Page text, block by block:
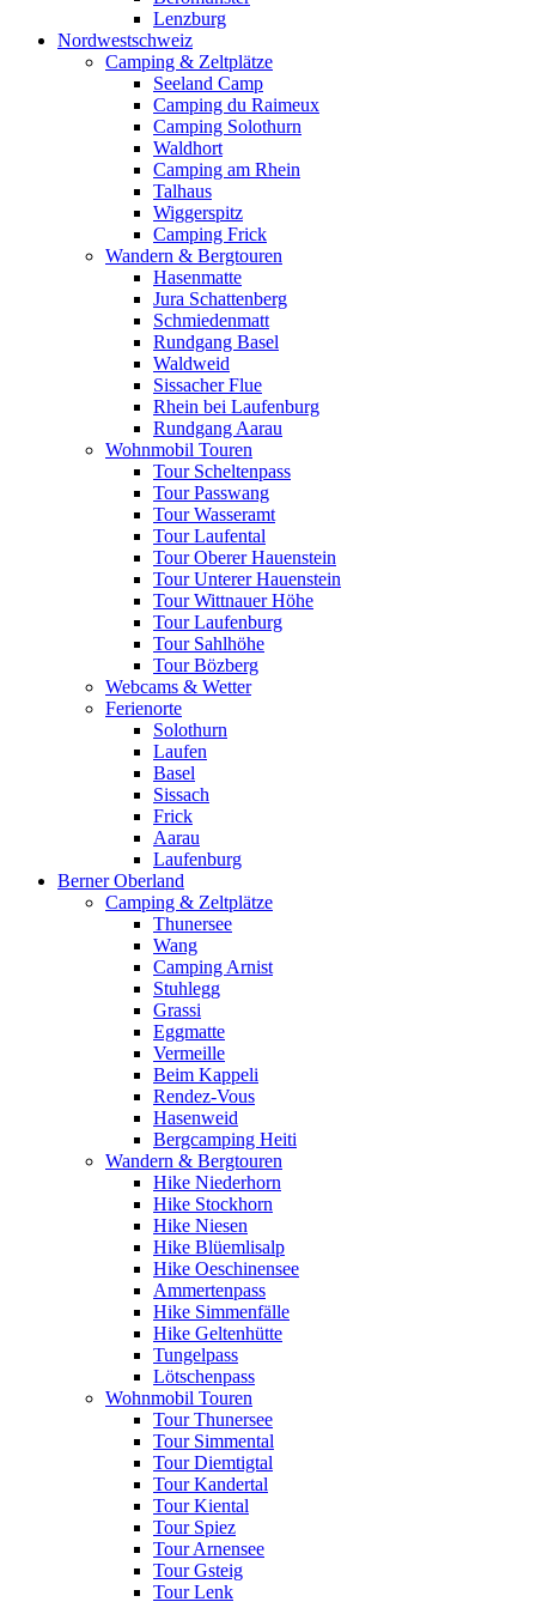
Lenzburg
Nordwestschweiz
Camping & Zeltplätze
Seeland Camp
Camping du Raimeux
Camping Solothurn
Waldhort
Camping am Rhein
Talhaus
Wiggerspitz
Camping Frick
Wandern & Bergtouren
Hasenmatte
Jura Schattenberg
Schmiedenmatt
Rundgang Basel
Waldweid
Sissacher Flue
Rhein bei Laufenburg
Rundgang Aarau
Wohnmobil Touren
Tour Scheltenpass
Tour Passwang
Tour Wasseramt
Tour Laufental
Tour Oberer Hauenstein
Tour Unterer Hauenstein
Tour Wittnauer Höhe
Tour Laufenburg
Tour Sahlhöhe
Tour Bözberg
Webcams & Wetter
Ferienorte
Solothurn
Laufen
Basel
Sissach
Frick
Aarau
Laufenburg
Berner Oberland
Camping & Zeltplätze
Thunersee
Wang
Camping Arnist
Stuhlegg
Grassi
Eggmatte
Vermeille
Beim Kappeli
Rendez-Vous
Hasenweid
Bergcamping Heiti
Wandern & Bergtouren
Hike Niederhorn
Hike Stockhorn
Hike Niesen
Hike Blüemlisalp
Hike Oeschinensee
Ammertenpass
Hike Simmenfälle
Hike Geltenhütte
Tungelpass
Lötschenpass
Wohnmobil Touren
Tour Thunersee
Tour Simmental
Tour Diemtigtal
Tour Kandertal
Tour Kiental
Tour Spiez
Tour Arnensee
Tour Gsteig
Tour Lenk